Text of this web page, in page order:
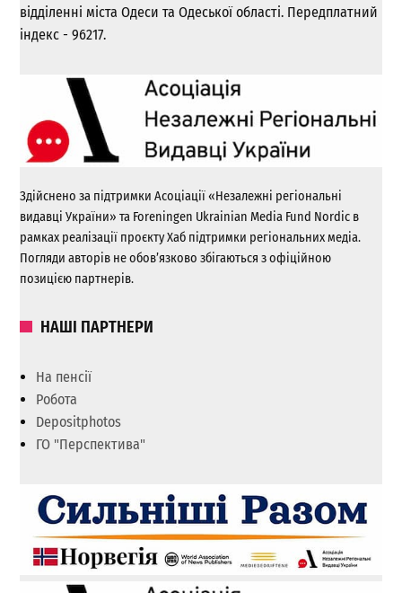
відділенні міста Одеси та Одеської області. Передплатний
індекс - 96217.
Здійснено за підтримки Асоціації «Незалежні регіональні
видавці України» та Foreningen Ukrainian Media Fund Nordic в
рамках реалізації проєкту Хаб підтримки регіональних медіа.
Погляди авторів не обов’язково збігаються з офіційною
позицією партнерів.
НАШІ ПАРТНЕРИ
На пенсії
Робота
Depositphotos
ГО "Перспектива"